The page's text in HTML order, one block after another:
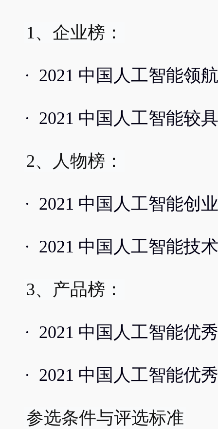
1、企业榜：
· 2021 中国人工智能领
· 2021 中国人工智能较
2、人物榜：
· 2021 中国人工智能创
· 2021 中国人工智能技
3、产品榜：
· 2021 中国人工智能优
· 2021 中国人工智能优
参选条件与评选标准